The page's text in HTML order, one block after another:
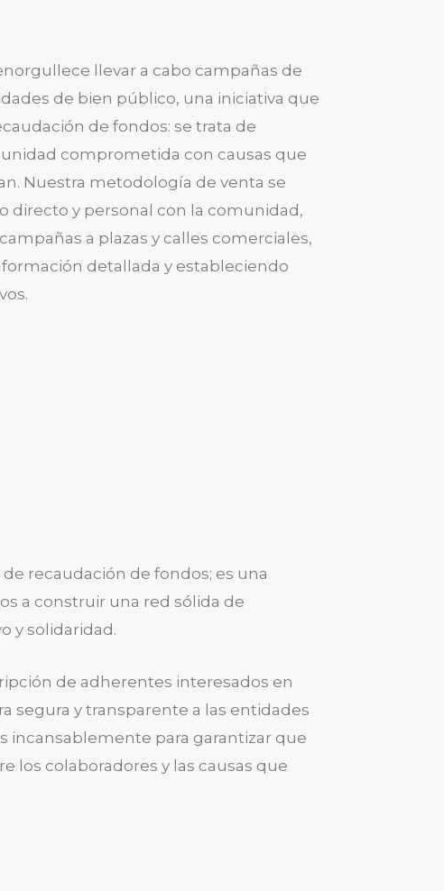
llevar a cabo campañas de
de bien público, una iniciativa que
de fondos: se trata de
comprometida con causas que
Nuestra metodología de venta se
directo y personal con la comunidad,
a plazas y calles comerciales,
detallada y estableciendo
recaudación de fondos; es una
a construir una red sólida de
y solidaridad.
de adherentes interesados en
segura y transparente a las entidades
incansablemente para garantizar que
los colaboradores y las causas que